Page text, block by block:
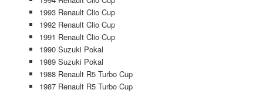
1993 Renault Clio Cup
1992 Renault Clio Cup
1991 Renault Clio Cup
1990 Suzuki Pokal
1989 Suzuki Pokal
1988 Renault R5 Turbo Cup
1987 Renault R5 Turbo Cup